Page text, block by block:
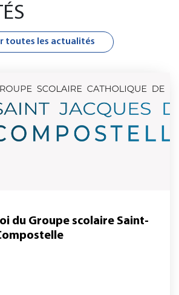
toutes les actualités
du Groupe scolaire Saint-